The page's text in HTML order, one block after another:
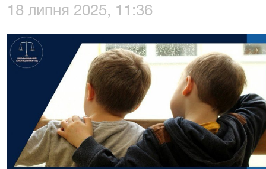
18 липня 2025, 11:36